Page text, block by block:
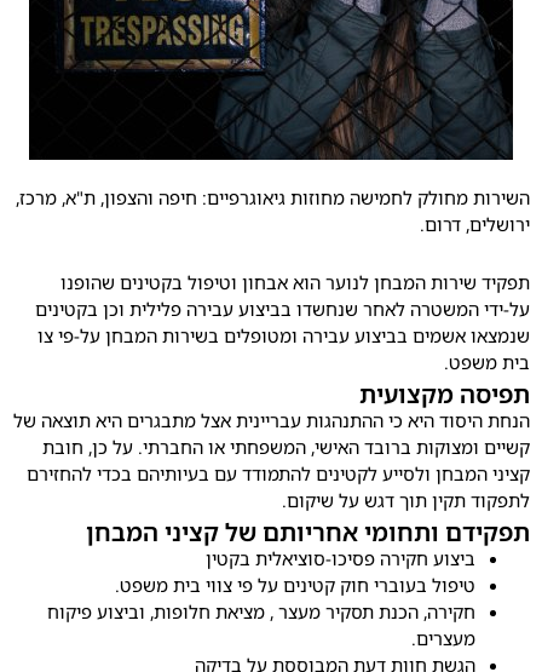
לחמישה מחוזות גיאוגרפיים: חיפה והצפון, ת"א, מרכז,
דרום.
המבחן לנוער הוא אבחון וטיפול בקטינים שהופנו
לאחר שנחשדו בביצוע עבירה פלילית וכן בקטינים
בביצוע עבירה ומטופלים בשירות המבחן על-פי צו
מקצועית
היא כי ההתנהגות עבריינית אצל מתבגרים היא תוצאה של
ברובד האישי, המשפחתי או החברתי. על כן, חובת
ולסייע לקטינים להתמודד עם בעיותיהם בכדי להחזירם
תוך דגש על שיקום.
ותחומי אחריותם של קציני המבחן
חקירה פסיכו-סוציאלית בקטין
בעוברי חוק קטינים על פי צווי בית משפט.
הכנת תסקיר מעצר , מציאת חלופות, וביצוע פיקוח
חוות דעת המבוססת על בדיקה